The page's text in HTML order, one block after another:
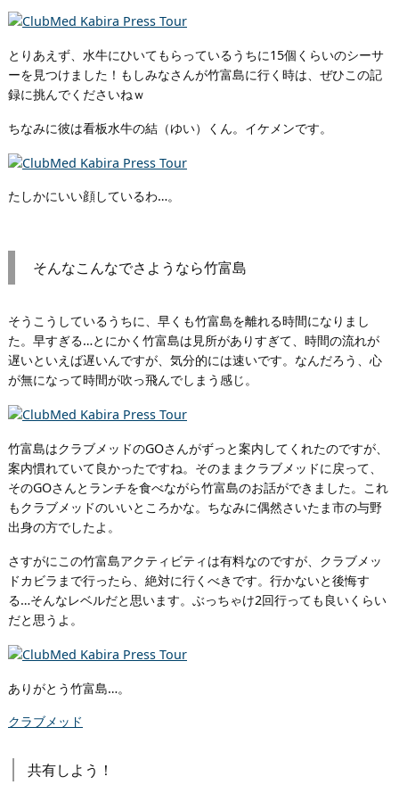
とりあえず、水牛にひいてもらっているうちに15個くらいのシーサ
ーを見つけました！もしみなさんが竹富島に行く時は、ぜひこの記
録に挑んでくださいねｗ
ちなみに彼は看板水牛の結（ゆい）くん。イケメンです。
たしかにいい顔しているわ…。
そんなこんなでさようなら竹富島
そうこうしているうちに、早くも竹富島を離れる時間になりまし
た。早すぎる…とにかく竹富島は見所がありすぎて、時間の流れが
遅いといえば遅いんですが、気分的には速いです。なんだろう、心
が無になって時間が吹っ飛んでしまう感じ。
竹富島はクラブメッドのGOさんがずっと案内してくれたのですが、
案内慣れていて良かったですね。そのままクラブメッドに戻って、
そのGOさんとランチを食べながら竹富島のお話ができました。これ
もクラブメッドのいいところかな。ちなみに偶然さいたま市の与野
出身の方でしたよ。
さすがにこの竹富島アクティビティは有料なのですが、クラブメッ
ドカビラまで行ったら、絶対に行くべきです。行かないと後悔す
る…そんなレベルだと思います。ぶっちゃけ2回行っても良いくらい
だと思うよ。
ありがとう竹富島…。
クラブメッド
共有しよう！